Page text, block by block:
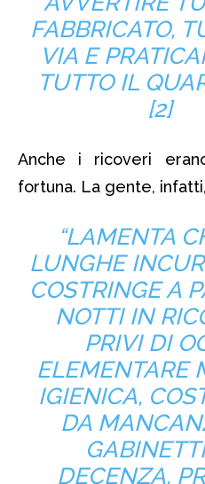
FABBRICATO,
VIA E
TUTTO IL
[2]
Anche i ricoveri
fortuna. La gente, infatti,
“LAMENTA
LUNGHE
COSTRINGE A
NOTTI IN
PRIVI DI
ELEMENTARE
IGIENICA,
DA
DECENZA,